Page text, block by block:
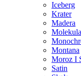
Iceberg
Krater
Madera
Molekula
Montana
Moroz I
Satin